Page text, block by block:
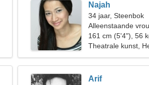
Najah
34 jaar, Steenbok
Alleenstaande
161 cm (5'4"), 56
Theatrale kunst,
Arif